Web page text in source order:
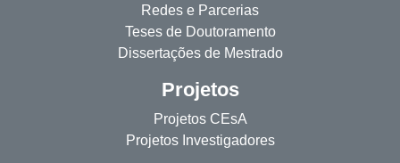
Redes e Parcerias
Teses de Doutoramento
Dissertações de Mestrado
Projetos
Projetos CEsA
Projetos Investigadores